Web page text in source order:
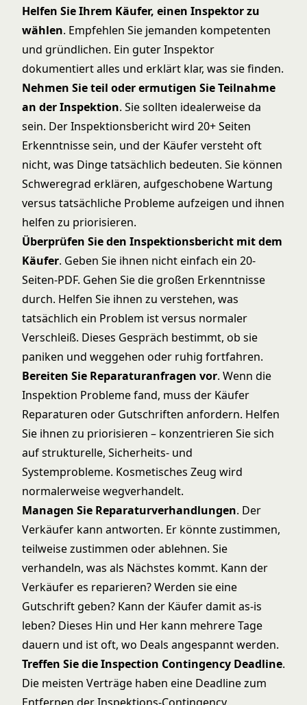
Helfen Sie Ihrem Käufer, einen Inspektor zu
wählen. Empfehlen Sie jemanden kompetenten
und gründlichen. Ein guter Inspektor
dokumentiert alles und erklärt klar, was sie finden.
Nehmen Sie teil oder ermutigen Sie Teilnahme
an der Inspektion. Sie sollten idealerweise da
sein. Der Inspektionsbericht wird 20+ Seiten
Erkenntnisse sein, und der Käufer versteht oft
nicht, was Dinge tatsächlich bedeuten. Sie können
Schweregrad erklären, aufgeschobene Wartung
versus tatsächliche Probleme aufzeigen und ihnen
helfen zu priorisieren.
Überprüfen Sie den Inspektionsbericht mit dem
Käufer. Geben Sie ihnen nicht einfach ein 20-
Seiten-PDF. Gehen Sie die großen Erkenntnisse
durch. Helfen Sie ihnen zu verstehen, was
tatsächlich ein Problem ist versus normaler
Verschleiß. Dieses Gespräch bestimmt, ob sie
paniken und weggehen oder ruhig fortfahren.
Bereiten Sie Reparaturanfragen vor. Wenn die
Inspektion Probleme fand, muss der Käufer
Reparaturen oder Gutschriften anfordern. Helfen
Sie ihnen zu priorisieren – konzentrieren Sie sich
auf strukturelle, Sicherheits- und
Systemprobleme. Kosmetisches Zeug wird
normalerweise wegverhandelt.
Managen Sie Reparaturverhandlungen. Der
Verkäufer kann antworten. Er könnte zustimmen,
teilweise zustimmen oder ablehnen. Sie
verhandeln, was als Nächstes kommt. Kann der
Verkäufer es reparieren? Werden sie eine
Gutschrift geben? Kann der Käufer damit as-is
leben? Dieses Hin und Her kann mehrere Tage
dauern und ist oft, wo Deals angespannt werden.
Treffen Sie die Inspection Contingency Deadline.
Die meisten Verträge haben eine Deadline zum